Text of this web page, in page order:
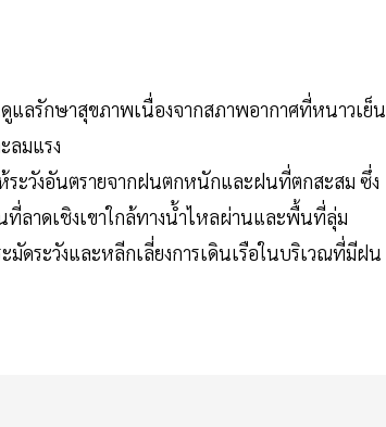
ลรักษาสุขภาพเนื่องจากสภาพอากาศที่หนาวเย็น
ลมแรง
ระวังอันตรายจากฝนตกหนักและฝนที่ตกสะสม ซึ่ง
ลาดเชิงเขาใกล้ทางน้ำไหลผ่านและพื้นที่ลุ่ม
มัดระวังและหลีกเลี่ยงการเดินเรือในบริเวณที่มีฝน